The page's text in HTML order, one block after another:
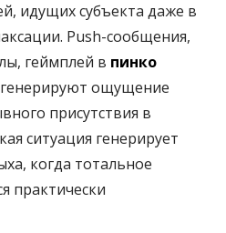
идущих субъекта даже в
Push-сообщения,
геймплей в пинко
ощущение
присутствия в
ситуация генерирует
когда тотальное
практически